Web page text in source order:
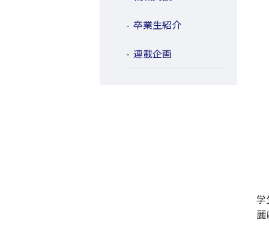
学
麗
卒業生紹介
連載企画